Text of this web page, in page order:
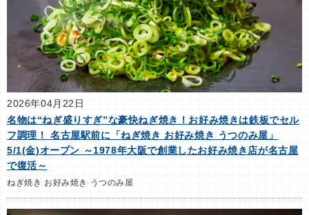
2026年04月22日
名物は“ねぎ盛りすぎ”な豪快ねぎ焼き！お好み焼きは鉄板でセル
フ調理！ 名古屋駅前に「ねぎ焼き お好み焼き うつのみ屋」
5/1(金)オープン ～1978年大阪で創業したお好み焼き店が名古屋
で復活～
ねぎ焼き お好み焼き うつのみ屋